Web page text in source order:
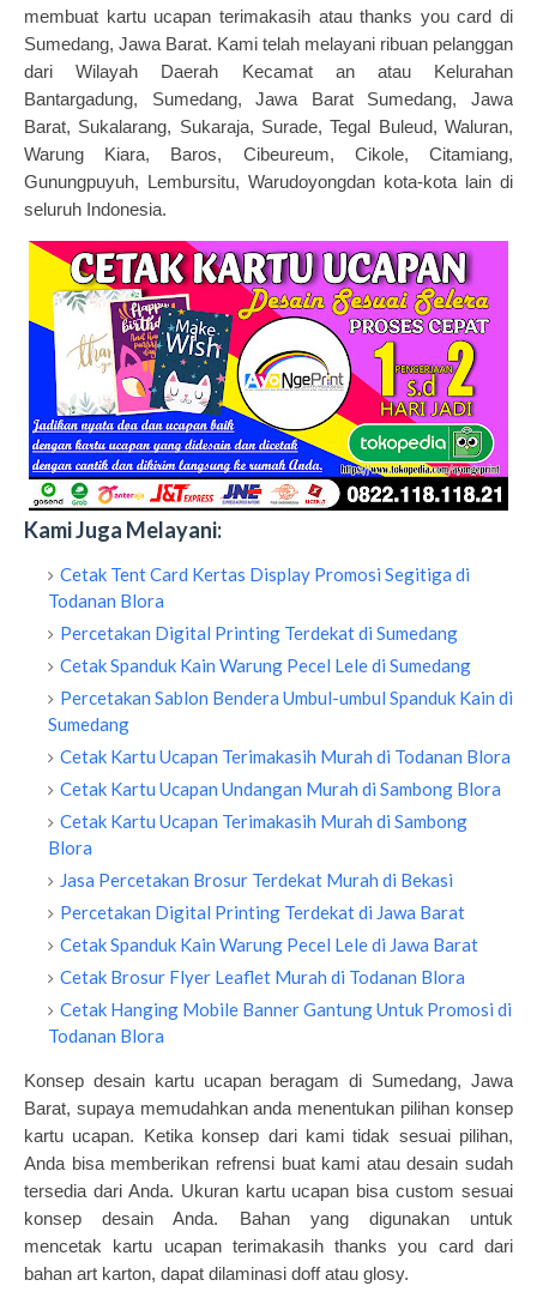
membuat kartu ucapan terimakasih atau thanks you card di
Sumedang, Jawa Barat. Kami telah melayani ribuan pelanggan
dari Wilayah Daerah Kecamat an atau Kelurahan
Bantargadung, Sumedang, Jawa Barat Sumedang, Jawa
Barat, Sukalarang, Sukaraja, Surade, Tegal Buleud, Waluran,
Warung Kiara, Baros, Cibeureum, Cikole, Citamiang,
Gunungpuyuh, Lembursitu, Warudoyongdan kota-kota lain di
seluruh Indonesia.
Kami Juga Melayani:
Cetak Tent Card Kertas Display Promosi Segitiga di
Todanan Blora
Percetakan Digital Printing Terdekat di Sumedang
Cetak Spanduk Kain Warung Pecel Lele di Sumedang
Percetakan Sablon Bendera Umbul-umbul Spanduk Kain di
Sumedang
Cetak Kartu Ucapan Terimakasih Murah di Todanan Blora
Cetak Kartu Ucapan Undangan Murah di Sambong Blora
Cetak Kartu Ucapan Terimakasih Murah di Sambong
Blora
Jasa Percetakan Brosur Terdekat Murah di Bekasi
Percetakan Digital Printing Terdekat di Jawa Barat
Cetak Spanduk Kain Warung Pecel Lele di Jawa Barat
Cetak Brosur Flyer Leaflet Murah di Todanan Blora
Cetak Hanging Mobile Banner Gantung Untuk Promosi di
Todanan Blora
Konsep desain kartu ucapan beragam di Sumedang, Jawa
Barat, supaya memudahkan anda menentukan pilihan konsep
kartu ucapan. Ketika konsep dari kami tidak sesuai pilihan,
Anda bisa memberikan refrensi buat kami atau desain sudah
tersedia dari Anda. Ukuran kartu ucapan bisa custom sesuai
konsep desain Anda. Bahan yang digunakan untuk
mencetak kartu ucapan terimakasihthanks you card dari
bahan art karton, dapat dilaminasi doff atau glosy.